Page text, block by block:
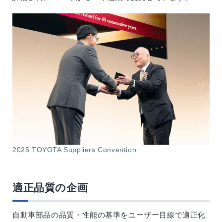
2025 TOYOTA Suppliers Convention
適正品質の企画
自動車部品の品質・性能の基準をユーザー目線で適正化